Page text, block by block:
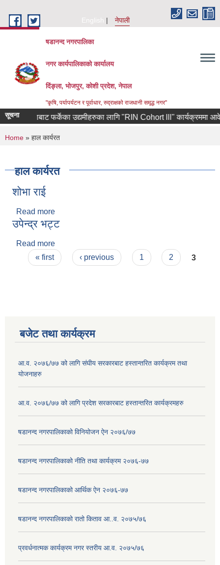
English
नेपाली
षडानन्द नगरपालिका
नगर कार्यपालिकाको कार्यालय
दिंङ्ला, भोजपुर, कोशी प्रदेश, नेपाल
"कृषि, पर्यापर्यटन र पूर्वाधार, रुद्राक्षको राजधानी समृद्ध नगर"
सूचना
कोरियाबाट फर्केका उद्यमीहरुका लागि "RIN Cohort lll" कार्यक्रममा
You are here
Home » हाल कार्यरत
हाल कार्यरत
शोभा राई
Read more
उपेन्द्र भट्ट
Read more
Pages
« first ‹ previous 1 2 3
बजेट तथा कार्यक्रम
आ.व. २०७६/७७ को लागि संघीय सरकारबाट हस्तान्तरित कार्यक्रम तथा
योजनाहरु
आ.व. २०७६/७७ को लागि प्रदेश सरकारबाट हस्तान्तरित कार्यक्रमहरु
षडानन्द नगरपालिकाको विनियोजन ऐन २०७६/७७
षडानन्द नगरपालिकाको नीति तथा कार्यक्रम २०७६-७७
षडानन्द नगरपालिकाको आर्थिक ऐन २०७६-७७
षडानन्द नगरपालिकाको रातो किताव आ..व. २०७५/७६
प्रवर्धनात्मक कार्यक्रम नगर स्तरीय आ.व. २०७५/७६